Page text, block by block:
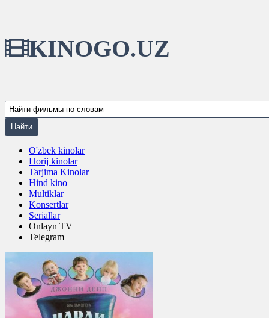
KINOGO.UZ
O'zbek kinolar
Horij kinolar
Tarjima Kinolar
Hind kino
Multiklar
Konsertlar
Seriallar
Onlayn TV
Telegram